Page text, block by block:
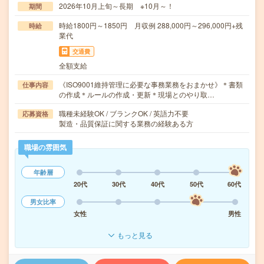
期間 2026年10月上旬～長期 ※10月～！
時給
時給1800円～1850円 月収例 288,000円～296,000円+残
業代
交通費
全額支給
仕事内容
《ISO9001維持管理に必要な事務業務をおまかせ》＊書類
の作成＊ルールの作成・更新＊現場とのやり取…
応募資格
職種未経験OK / ブランクOK / 英語力不要
製造・品質保証に関する業務の経験ある方
職場の雰囲気
年齢層
20代
30代 40代 50代
60代
男女比率
女性
男性
もっと見る